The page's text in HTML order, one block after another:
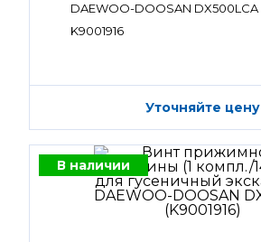
DAEWOO-DOOSAN DX500LCA
K9001916
Уточняйте цену
В наличии